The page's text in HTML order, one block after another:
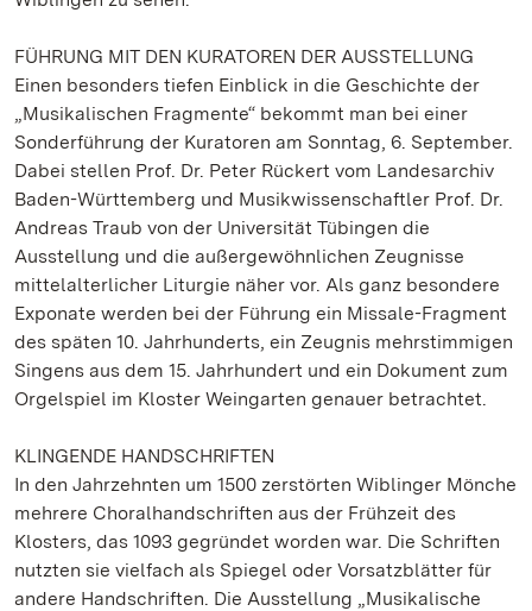
FÜHRUNG MIT DEN KURATOREN DER AUSSTELLUNG
Einen besonders tiefen Einblick in die Geschichte der
„Musikalischen Fragmente“ bekommt man bei einer
Sonderführung der Kuratoren am Sonntag, 6. September.
Dabei stellen Prof. Dr. Peter Rückert vom Landesarchiv
Baden-Württemberg und Musikwissenschaftler Prof. Dr.
Andreas Traub von der Universität Tübingen die
Ausstellung und die außergewöhnlichen Zeugnisse
mittelalterlicher Liturgie näher vor. Als ganz besondere
Exponate werden bei der Führung ein Missale-Fragment
des späten 10. Jahrhunderts, ein Zeugnis mehrstimmigen
Singens aus dem 15. Jahrhundert und ein Dokument zum
Orgelspiel im Kloster Weingarten genauer betrachtet.
KLINGENDE HANDSCHRIFTEN
In den Jahrzehnten um 1500 zerstörten Wiblinger Mönche
mehrere Choralhandschriften aus der Frühzeit des
Klosters, das 1093 gegründet worden war. Die Schriften
nutzten sie vielfach als Spiegel oder Vorsatzblätter für
andere Handschriften. Die Ausstellung „Musikalische